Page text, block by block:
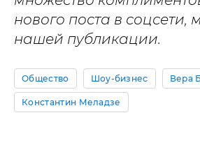
нового поста в соцсети,
нашей публикации.
Общество Шоу-бизнес Вера
Константин Меладзе